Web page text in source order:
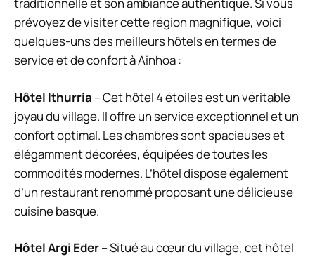
traditionnelle et son ambiance authentique. Si vous
prévoyez de visiter cette région magnifique, voici
quelques-uns des meilleurs hôtels en termes de
service et de confort à Ainhoa :
Hôtel Ithurria – Cet hôtel 4 étoiles est un véritable
joyau du village. Il offre un service exceptionnel et un
confort optimal. Les chambres sont spacieuses et
élégamment décorées, équipées de toutes les
commodités modernes. L’hôtel dispose également
d’un restaurant renommé proposant une délicieuse
cuisine basque.
Hôtel Argi Eder– Situé au cœur du village, cet hôtel